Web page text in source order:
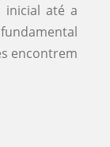
inicial até a
encontrem